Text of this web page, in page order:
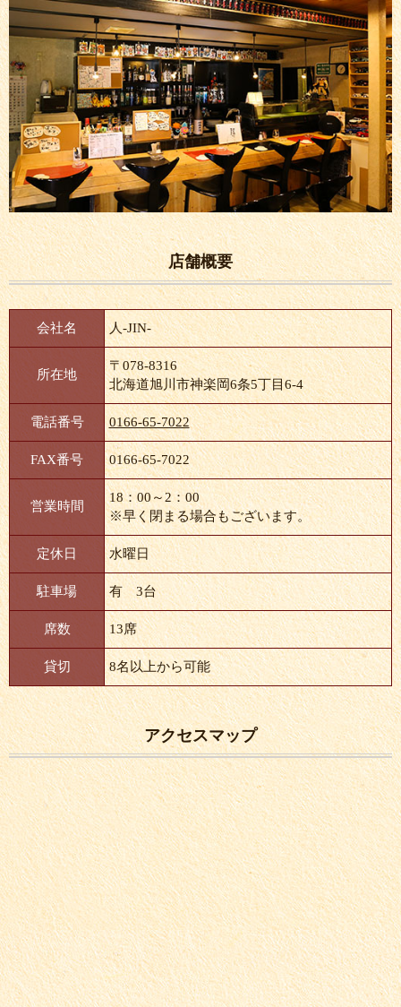
店舗概要
会社名 人-JIN-
所在地
〒078-8316
北海道旭川市神楽岡6条5丁目6-4
電話番号 0166-65-7022
FAX番号 0166-65-7022
営業時間
18：00～2：00
※早く閉まる場合もございます。
定休日 水曜日
駐車場 有 3台
席数 13席
貸切 8名以上から可能
アクセスマップ